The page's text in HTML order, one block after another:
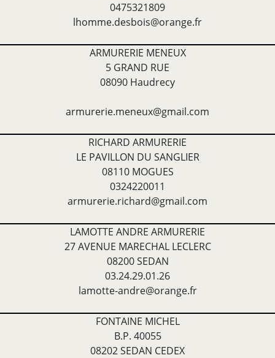
0475321809
lhomme.desbois@orange.fr
ARMURERIE MENEUX
5 GRAND RUE
08090 Haudrecy
armurerie.meneux@gmail.com
RICHARD ARMURERIE
LE PAVILLON DU SANGLIER
08110 MOGUES
0324220011
armurerie.richard@gmail.com
LAMOTTE ANDRE ARMURERIE
27 AVENUE MARECHAL LECLERC
08200 SEDAN
03.24.29.01.26
lamotte-andre@orange.fr
FONTAINE MICHEL
B.P. 40055
08202 SEDAN CEDEX